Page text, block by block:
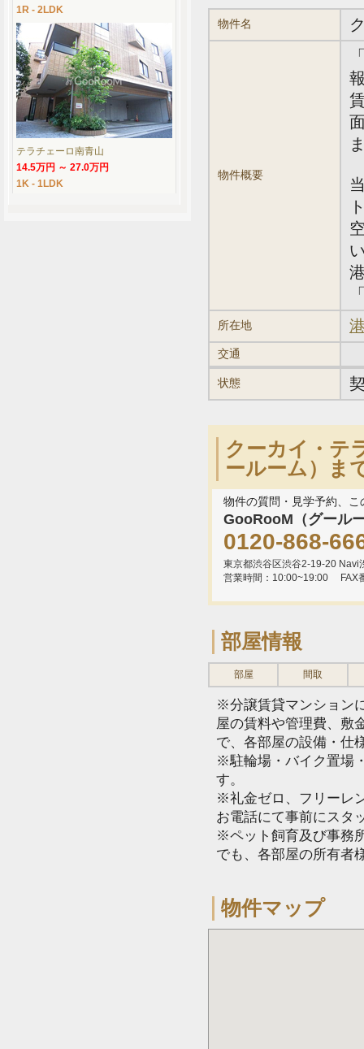
物件名
物件概要
所在地
交通
状態
クーカイ・テ
ールーム）ま
物件の質問・見学予約、
GooRooM（グール
0120-868-
東京都渋谷区渋谷2-19-20 Navi
営業時間：10:00~19:00
FAX
部屋情報
部屋 間取
※分譲賃貸マンション
屋の賃料や管理費、敷
で、各部屋の設備・仕
※駐輪場・バイク置場
す。
※礼金ゼロ、フリーレ
お電話にて事前にスタ
※ペット飼育及び事務
でも、各部屋の所有者
物件マップ
1R - 2LDK
テラチェーロ南青山
14.5万円 ～ 27.0万円
1K - 1LDK